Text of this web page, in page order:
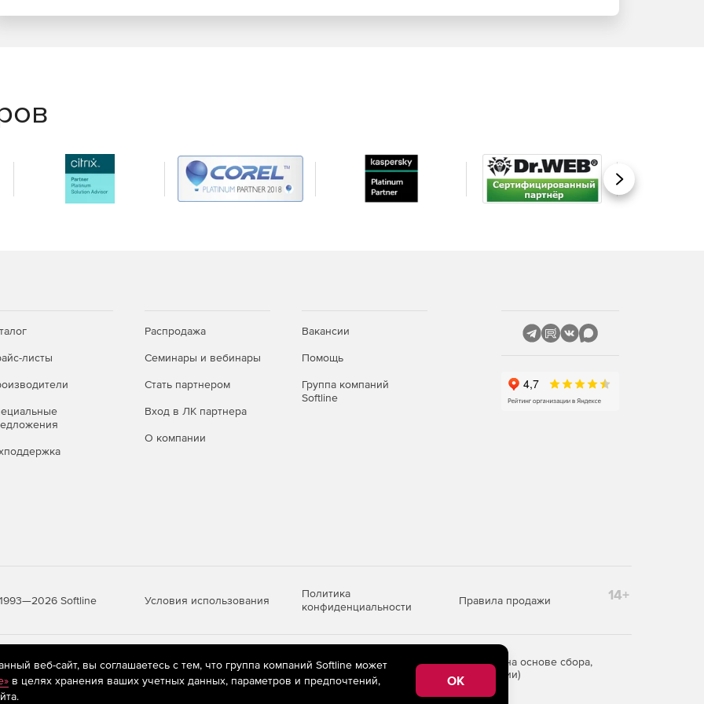
быстро найти и запустить процедуру
и высокой эффективностью,
хранилищ, поддерживает линейный и
для обеспечения максимальной защиты
управлять временем жизни точек
пространства в архивных хранилищах.
Вперед
листы
Распродажа
Семинары и вебинары
Стать партнером
Вход в ЛК партнера
О компании
Вакансии
Помощь
Группа компаний
Softline
Softline Условия использования
Политика
конфиденциальности
Правила продажи 14+
рекомендательные технологии(информационные технологии предоставления информации на основе сбора,
пользователей сети «Интернет», находящихся на территории Российской Федерации)
веб-сайт, вы соглашаетесь с тем, что группа компаний Softline может
в целях хранения ваших учетных данных, параметров и предпочтений,
OK